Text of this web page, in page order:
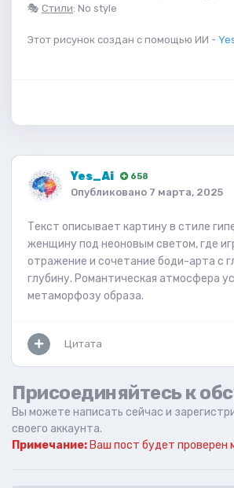
🎭 Стили: No style
Этот рисунок создан с помощью ИИ -
Yes_Ai 658
Опубликовано 7 марта, 2025
Текст описывает картину в стиле
женщину под неоновым светом, где
отражение и сочетание боди-арта с
глубину. Романтическая атмосфера
метаморфозу образа.
Цитата
Присоединяйтесь к
Вы можете написать сейчас и
своего аккаунта.
Примечание: Ваш пост будет